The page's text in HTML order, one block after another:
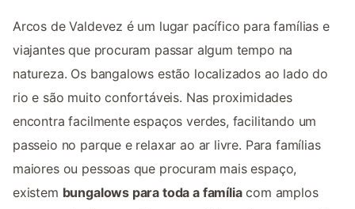
Arcos de Valdevez é um lugar pacífico para famílias e
viajantes que procuram passar algum tempo na
natureza. Os bangalows estão localizados ao lado do
rio e são muito confortáveis. Nas proximidades
encontra facilmente espaços verdes, facilitando um
passeio no parque e relaxar ao ar livre. Para famílias
maiores ou pessoas que procuram mais espaço,
existem bungalows para toda a famíliacom amplos